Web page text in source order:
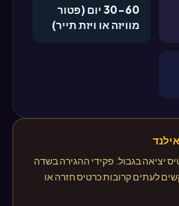
30-60 יום (פטור
מוויזה או ויזת תייר)
יציאה בגבול. פקידי ההגירה בשדה
לעתים קרובות כרטיס חזרה או